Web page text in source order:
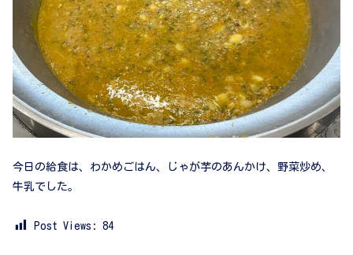
今日の給食は、わかめごはん、じゃが芋のあんかけ、野菜炒め、
牛乳でした。
Post Views: 84